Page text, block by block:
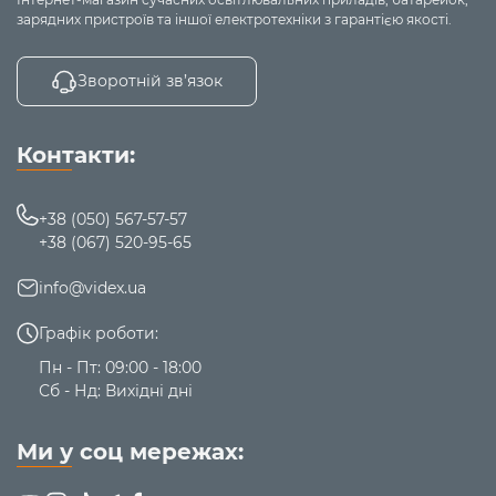
При виготовленні використовуються тільки безпечні
входить!
зарядних пристроїв та іншої електротехніки з гарантією якості.
Зворотній зв’язок
Контакти:
+38 (050) 567-57-57
+38 (067) 520-95-65
info@videx.ua
Графік роботи:
Пн - Пт: 09:00 - 18:00
Сб - Нд: Вихідні дні
Ми у соц мережах: